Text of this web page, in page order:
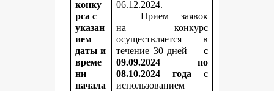
конку
рса с
указан
ием
даты и
време
ни
начала
06.12.2024.
Прием заявок
на конкурс
осуществляется в
течение 30 дней с
09.09.2024 по
08.10.2024 года с
использованием